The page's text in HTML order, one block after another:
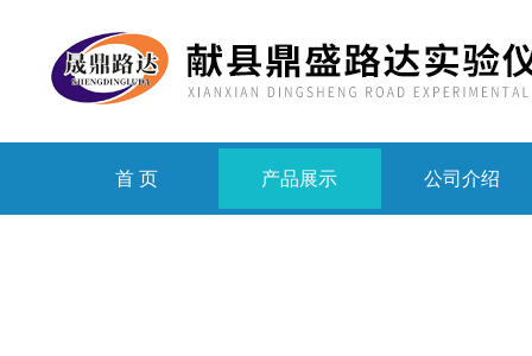
首 页 产品展示 公司介绍